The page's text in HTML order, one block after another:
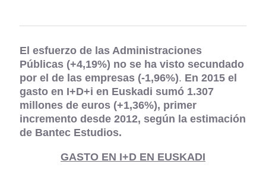
El esfuerzo de las Administraciones
Públicas (+4,19%) no se ha visto secundado
por el de las empresas (-1,96%). En 2015 el
gasto en I+D+i en Euskadi sumó 1.307
millones de euros (+1,36%), primer
incremento desde 2012, según la estimación
de Bantec Estudios.
GASTO EN I+D EN EUSKADI